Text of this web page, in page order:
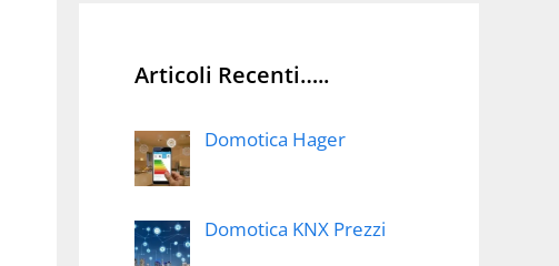
Articoli Recenti…..
Domotica Hager
Domotica KNX Prezzi